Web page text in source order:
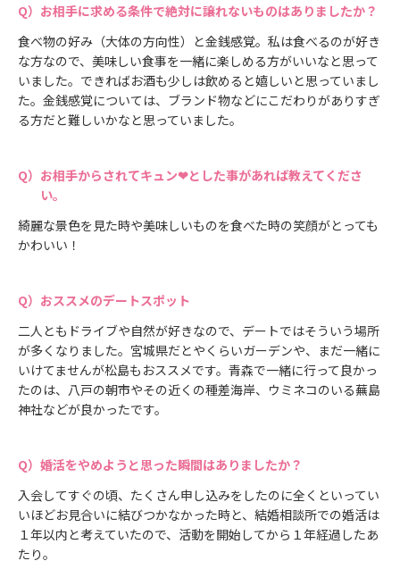
お相手に求める条件で絶対に譲れないものはありましたか？
食べ物の好み（大体の方向性）と金銭感覚。私は食べるのが好き
な方なので、美味しい食事を一緒に楽しめる方がいいなと思って
いました。できればお酒も少しは飲めると嬉しいと思っていまし
た。金銭感覚については、ブランド物などにこだわりがありすぎ
る方だと難しいかなと思っていました。
お相手からされてキュン❤とした事があれば教えてくださ
い。
綺麗な景色を見た時や美味しいものを食べた時の笑顔がとっても
かわいい！
おススメのデートスポット
二人ともドライブや自然が好きなので、デートではそういう場所
が多くなりました。宮城県だとやくらいガーデンや、まだ一緒に
いけてませんが松島もおススメです。青森で一緒に行って良かっ
たのは、八戸の朝市やその近くの種差海岸、ウミネコのいる蕪島
神社などが良かったです。
婚活をやめようと思った瞬間はありましたか？
入会してすぐの頃、たくさん申し込みをしたのに全くといってい
いほどお見合いに結びつかなかった時と、結婚相談所での婚活は
１年以内と考えていたので、活動を開始してから１年経過したあ
たり。